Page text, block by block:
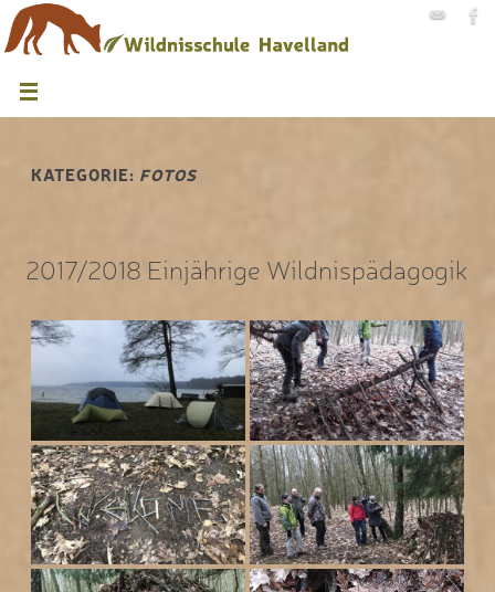
KATEGORIE: FOTOS
2017/2018 Einjährige Wildnispädagogik